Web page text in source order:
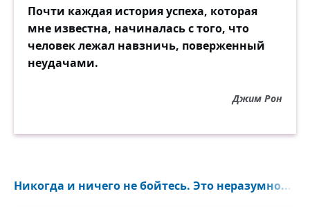
Почти каждая история успеха, которая
мне известна, начиналась с того, что
человек лежал навзничь, поверженный
неудачами.
Джим Рон
Никогда и ничего не бойтесь. Это неразумно...